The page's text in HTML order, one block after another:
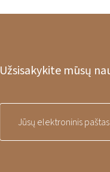
Užsisakykite mūsų